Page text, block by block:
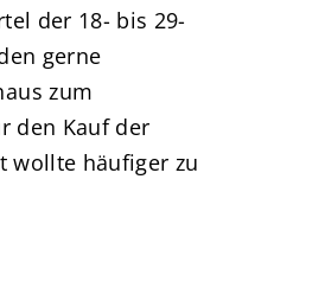
der 18- bis 29-
gerne
zum
den Kauf der
wollte häufiger zu